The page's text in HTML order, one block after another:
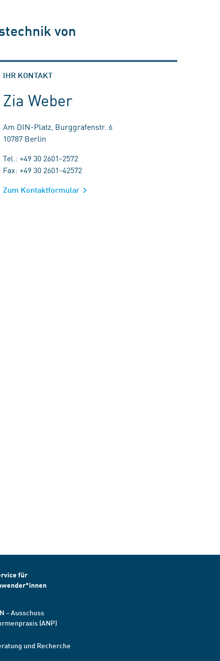
von
IHR KONTAKT
Zia Weber
Am DIN-Platz, Burggrafenstr. 6
10787 Berlin
Tel.: +49 30 2601-2572
Fax: +49 30 2601-42572
Zum Kontaktformular
für
– Ausschuss
(ANP)
und Recherche